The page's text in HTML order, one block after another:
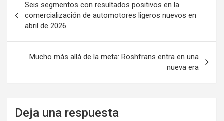
de
entradas
Seis segmentos con resultados positivos en la
comercialización de automotores ligeros nuevos en
abril de 2026
Mucho más allá de la meta: Roshfrans entra en una
nueva era
Deja una respuesta